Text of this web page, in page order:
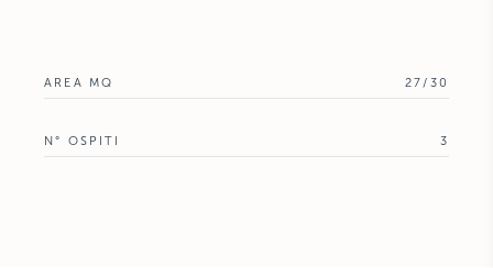
AREA MQ 27/30
N° OSPITI 3